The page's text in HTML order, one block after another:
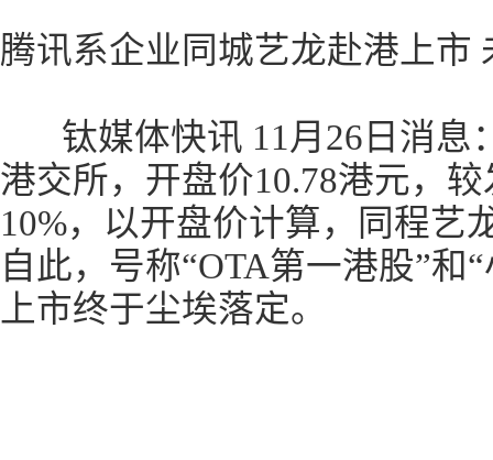
腾讯系企业同城艺龙赴港上市
钛媒体快讯 11月26日消息
港交所，开盘价10.78港元，
10%，以开盘价计算，同程艺
自此，号称“OTA第一港股”和
上市终于尘埃落定。